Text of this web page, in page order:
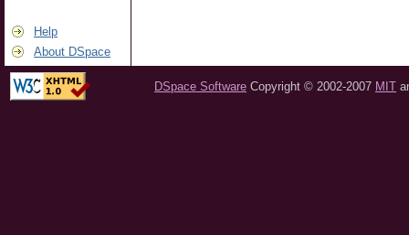
Help
About DSpace
DSpace Software Copyright © 2002-2007 MIT